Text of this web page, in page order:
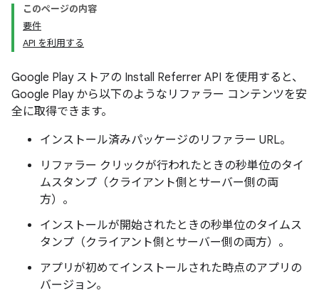
このページの内容
要件
API を利用する
Google Play ストアの Install Referrer API を使用すると、
Google Play から以下のようなリファラー コンテンツを安
全に取得できます。
インストール済みパッケージのリファラー URL。
リファラー クリックが行われたときの秒単位のタイ
ムスタンプ（クライアント側とサーバー側の両
方）。
インストールが開始されたときの秒単位のタイムス
タンプ（クライアント側とサーバー側の両方）。
アプリが初めてインストールされた時点のアプリの
バージョン。